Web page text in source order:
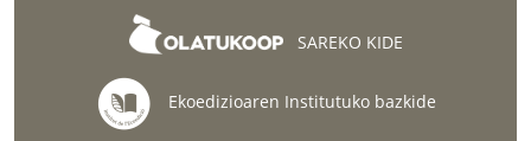
SAREKO KIDE
Ekoedizioaren Institutuko bazkide